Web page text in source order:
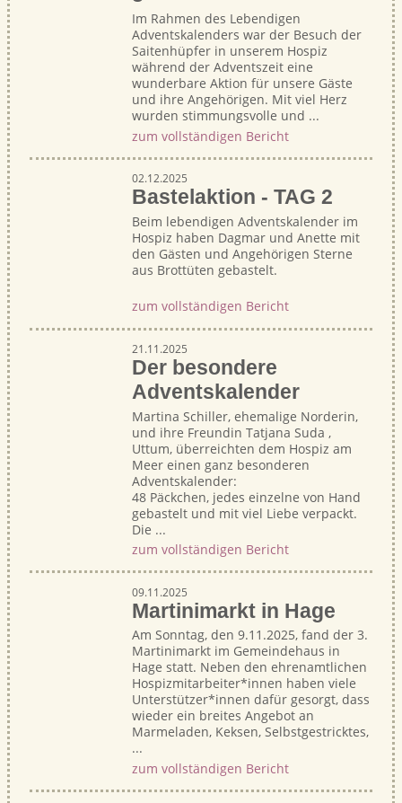
Im Rahmen des Lebendigen
Adventskalenders war der Besuch der
Saitenhüpfer in unserem Hospiz
während der Adventszeit eine
wunderbare Aktion für unsere Gäste
und ihre Angehörigen. Mit viel Herz
wurden stimmungsvolle und ...
zum vollständigen Bericht
02.12.2025
Bastelaktion - TAG 2
Beim lebendigen Adventskalender im
Hospiz haben Dagmar und Anette mit
den Gästen und Angehörigen Sterne
aus Brottüten gebastelt.
zum vollständigen Bericht
21.11.2025
Der besondere
Adventskalender
Martina Schiller, ehemalige Norderin,
und ihre Freundin Tatjana Suda ,
Uttum, überreichten dem Hospiz am
Meer einen ganz besonderen
Adventskalender:
48 Päckchen, jedes einzelne von Hand
gebastelt und mit viel Liebe verpackt.
Die ...
zum vollständigen Bericht
09.11.2025
Martinimarkt in Hage
Am Sonntag, den 9.11.2025, fand der 3.
Martinimarkt im Gemeindehaus in
Hage statt. Neben den ehrenamtlichen
Hospizmitarbeiter*innen haben viele
Unterstützer*innen dafür gesorgt, dass
wieder ein breites Angebot an
Marmeladen, Keksen, Selbstgestricktes,
...
zum vollständigen Bericht